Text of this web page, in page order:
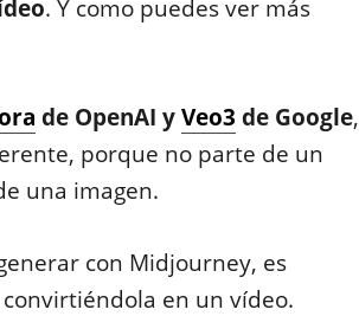
. Y como puedes ver más
de OpenAI yVeo3 de Google,
porque no parte de un
una imagen.
con Midjourney, es
en un vídeo.